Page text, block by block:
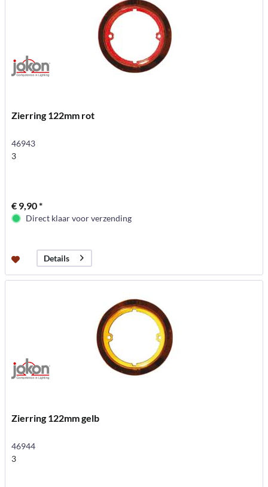
Zierring 122mm rot
46943
3
€ 9,90 *
Direct klaar voor verzending
Details
Zierring 122mm gelb
46944
3